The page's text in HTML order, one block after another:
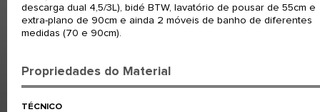
descarga dual 4,5/3L), bidé BTW, lavatório de pousar de 55cm e
extra-plano de 90cm e ainda 2 móveis de banho de diferentes
medidas (70 e 90cm).
Propriedades do Material
TÉCNICO